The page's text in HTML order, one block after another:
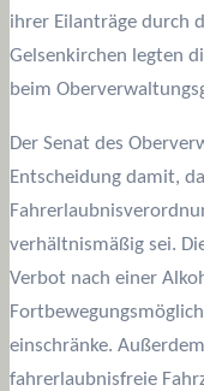
ihrer Eilanträge durch
Gelsenkirchen legten
beim
Der Senat des
Entscheidung damit,
verhältnismäßig sei.
Verbot nach einer
einschränke.
fahrerlaubnisfreie